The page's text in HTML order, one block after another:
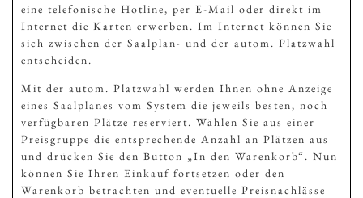
eine telefonische Hotline, per E-Mail oder direkt im
Internet die Karten erwerben. Im Internet können Sie
sich zwischen der Saalplan- und der autom. Platzwahl
entscheiden.
Mit der autom. Platzwahl werden Ihnen ohne Anzeige
eines Saalplanes vom System die jeweils besten, noch
verfügbaren Plätze reserviert. Wählen Sie aus einer
Preisgruppe die entsprechende Anzahl an Plätzen aus
und drücken Sie den Button „In den Warenkorb“. Nun
können Sie Ihren Einkauf fortsetzen oder den
Warenkorb betrachten und eventuelle Preisnachlässe